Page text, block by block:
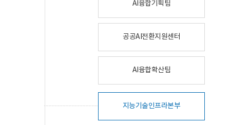
AI융합기획팀
공공AI전환지원센터
AI융합확산팀
지능기술인프라본부